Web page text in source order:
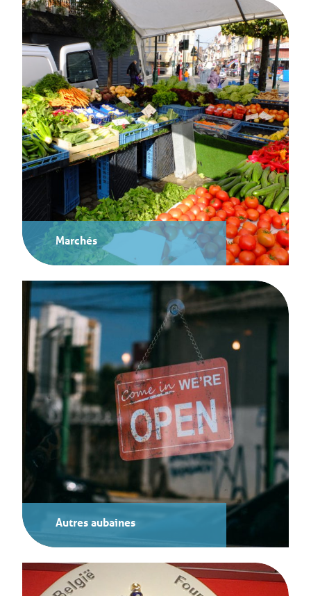
Marchés
Autres aubaines